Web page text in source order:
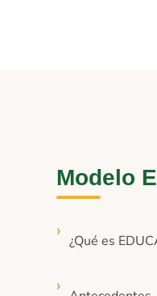
Modelo
¿Qué es